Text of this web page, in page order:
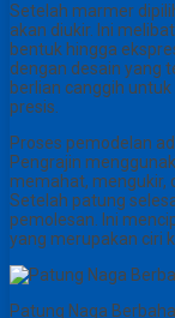
Setelah marmer
akan diukir. Ini
bentuk hingga
dengan desain yang
berlian canggih
presis.
Proses pemodelan
Pengrajin
memahat, mengukir,
Setelah patung
pemolesan. Ini
yang merupakan ciri
Patung Naga